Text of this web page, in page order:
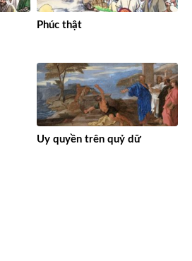
Phúc thật
Uy quyền trên quỷ dữ